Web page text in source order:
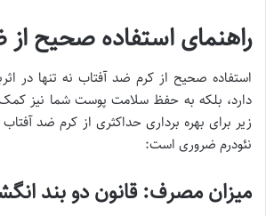
راهنمای استفاده صحیح
استفاده صحیح از کرم ضد آفتاب نه تنها در
دارد، بلکه به حفظ سلامت پوست شما نیز
نئودرم ضروری است:
میزان مصرف: قانون دو بند